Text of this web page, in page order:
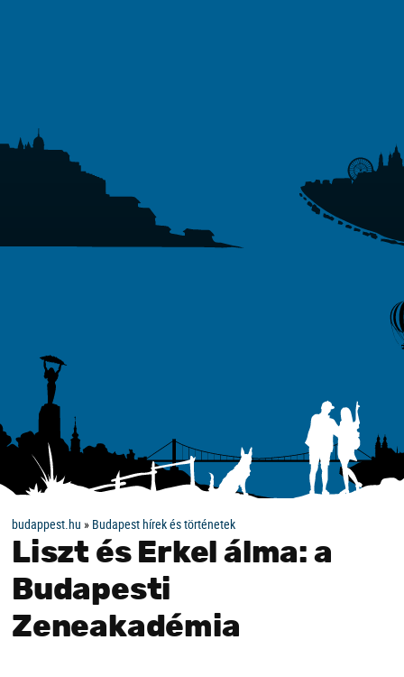
budappest.hu » Budapest hírek és történetek
Liszt és Erkel álma: a
Budapesti
Zeneakadémia